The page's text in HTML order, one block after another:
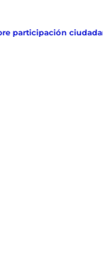
participación